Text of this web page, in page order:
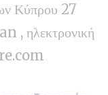
Κύπρου 27
, ηλεκτρονική